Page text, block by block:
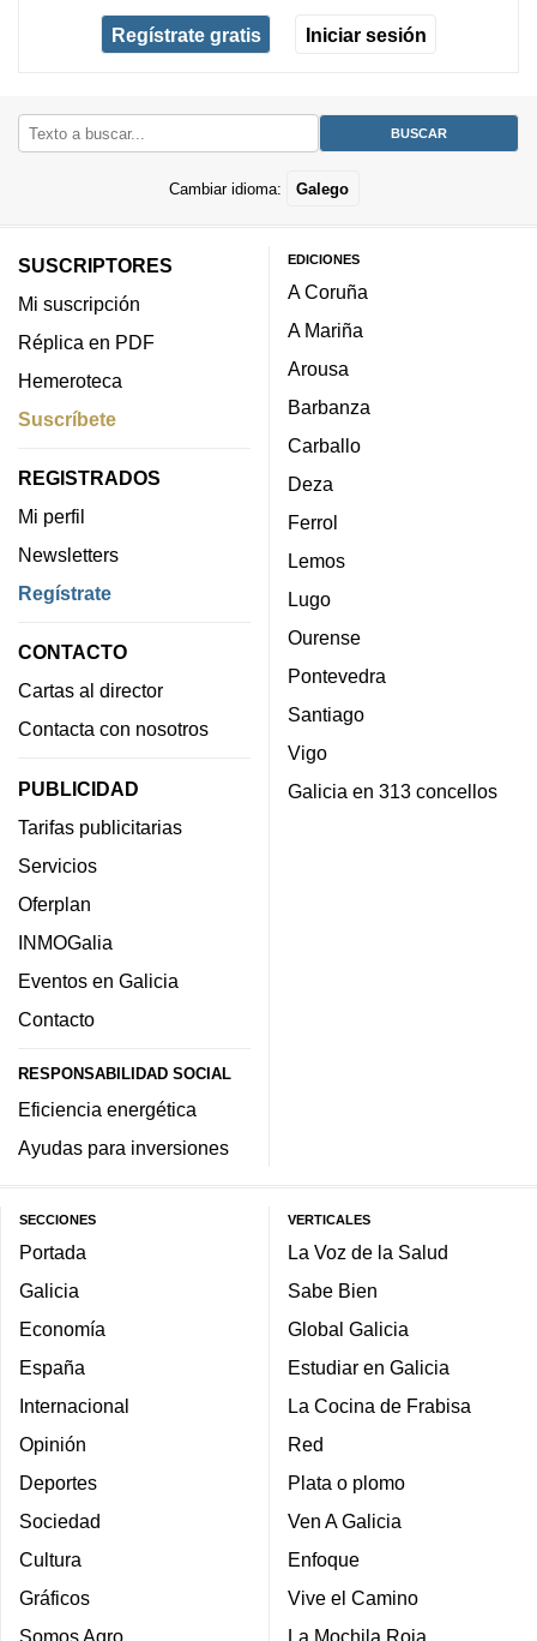
Regístrate gratis Iniciar sesión
Cambiar idioma: Galego
SUSCRIPTORES
Mi suscripción
Réplica en PDF
Hemeroteca
Suscríbete
REGISTRADOS
Mi perfil
Newsletters
Regístrate
CONTACTO
Cartas al director
Contacta con nosotros
PUBLICIDAD
Tarifas publicitarias
Servicios
Oferplan
INMOGalia
Eventos en Galicia
Contacto
RESPONSABILIDAD SOCIAL
Eficiencia energética
Ayudas para inversiones
EDICIONES
A Coruña
A Mariña
Arousa
Barbanza
Carballo
Deza
Ferrol
Lemos
Lugo
Ourense
Pontevedra
Santiago
Vigo
Galicia en 313 concellos
SECCIONES
Portada
Galicia
Economía
España
Internacional
Opinión
Deportes
Sociedad
Cultura
Gráficos
Somos Agro
VERTICALES
La Voz de la Salud
Sabe Bien
Global Galicia
Estudiar en Galicia
La Cocina de Frabisa
Red
Plata o plomo
Ven A Galicia
Enfoque
Vive el Camino
La Mochila Roja